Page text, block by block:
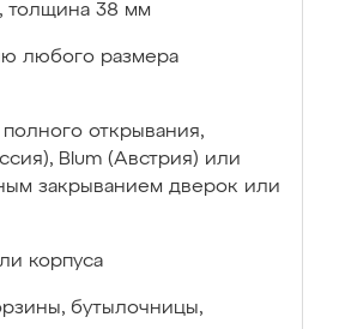
толщина 38 мм
любого размера
открывания,
Blum (Австрия) или
закрыванием дверок или
корпуса
бутылочницы,